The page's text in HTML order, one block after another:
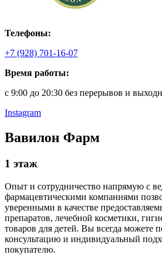
Телефоны:
+7 (928) 701-16-07
Время работы:
с 9:00 до 20:30 без перерывов и
Instagram
Вавилон Фарм
1 этаж
Опыт и сотрудничество напрямую с
фармацевтическими компаниями
уверенными в качестве
препаратов, лечебной косметики,
товаров для детей. Вы всегда можете
консультацию и индивидуальный
покупателю.